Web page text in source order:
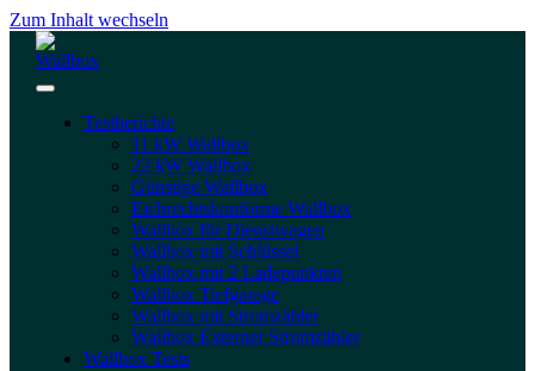
Zum Inhalt wechseln
Testberichte
11 kW Wallbox
22 kW Wallbox
Günstige Wallbox
Eichrechtskonforme Wallbox
Wallbox für Dienstwagen
Wallbox mit Schlüssel
Wallbox mit 2 Ladepunkten
Wallbox Tiefgarage
Wallbox mit Stromzähler
Wallbox Externer Stromzähler
Wallbox Tests